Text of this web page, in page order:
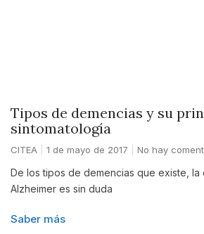
Tipos de demencias y su
sintomatología
CITEA 1 de mayo de 2017 No hay
De los tipos de demencias que existe,
Alzheimer es sin duda
Saber más